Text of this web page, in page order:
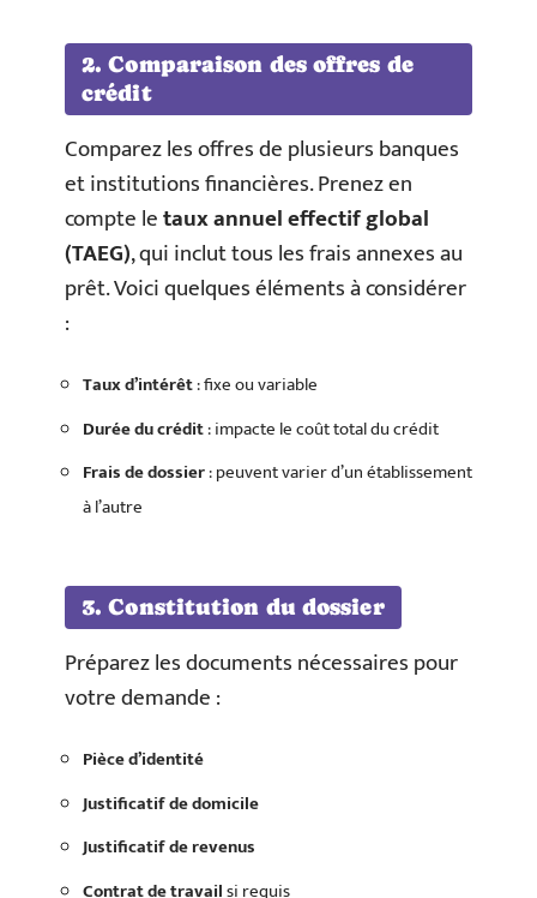
2. Comparaison des offres de
crédit
Comparez les offres de plusieurs banques
et institutions financières. Prenez en
compte letaux annuel effectif global
(TAEG), qui inclut tous les frais annexes au
prêt. Voici quelques éléments à considérer
:
Taux d’intérêt: fixe ou variable
Durée du crédit: impacte le coût total du crédit
Frais de dossier: peuvent varier d’un établissement
à l’autre
3. Constitution du dossier
Préparez les documents nécessaires pour
votre demande :
Pièce d’identité
Justificatif de domicile
Justificatif de revenus
Contrat de travailsi requis